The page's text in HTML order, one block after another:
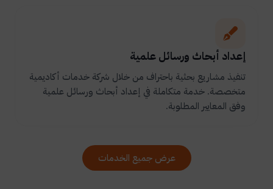
إعداد أبحاث ورسائل علمية
تنفيذ مشاريع بحثية باحتراف من خلال شركة خدمات أكاديمية
متخصصة. خدمة متكاملة في إعداد أبحاث ورسائل علمية
وفق المعايير المطلوبة.
عرض جميع الخدمات